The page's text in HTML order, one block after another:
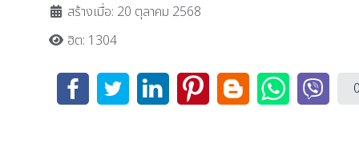
สร้างเมื่อ: 20 ตุลาคม 2568
ฮิต: 1304
0